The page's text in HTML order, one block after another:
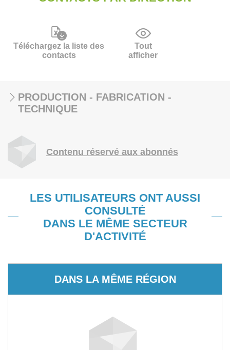
Téléchargez la liste des
contacts
Tout
afficher
PRODUCTION - FABRICATION -
TECHNIQUE
Contenu réservé aux abonnés
LES UTILISATEURS ONT AUSSI
CONSULTÉ
DANS LE MÊME SECTEUR
D'ACTIVITÉ
DANS LA MÊME RÉGION